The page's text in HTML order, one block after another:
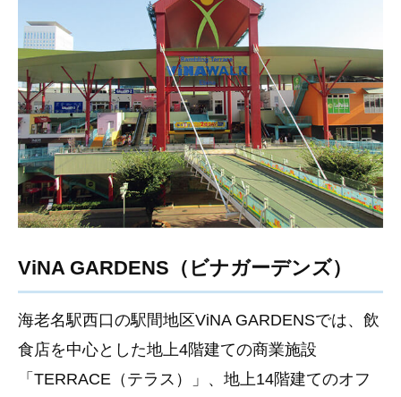
ViNA GARDENS（ビナガーデンズ）
海老名駅西口の駅間地区ViNA GARDENSでは、飲
食店を中心とした地上4階建ての商業施設
「TERRACE（テラス）」、地上14階建てのオフ